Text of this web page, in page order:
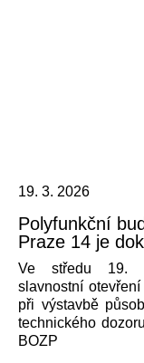
19. 3. 2026
Polyfunkční
Praze 14 je
Ve středu 19.
slavnostní
při výstavbě
technického
BOZP